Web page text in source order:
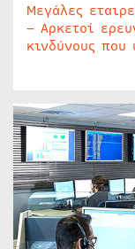
Μεγάλες
– Αρκετοί
κινδύνους που